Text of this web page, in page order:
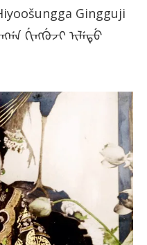
Gingguji
ᡤᡳᠩᡤᡠᠵᡳ ᡳᠯᡝᡨᡠ